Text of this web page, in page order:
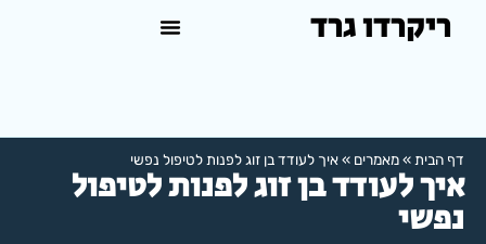
ריקרדו גרד
דף הבית »מאמרים »איך לעודד בן זוג לפנות לטיפול נפשי
איך לעודד בן זוג לפנות לטיפול
נפשי